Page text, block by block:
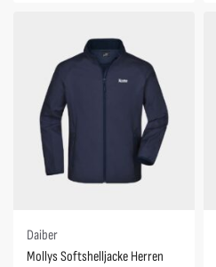
Daiber
Mollys Softshelljacke Herren